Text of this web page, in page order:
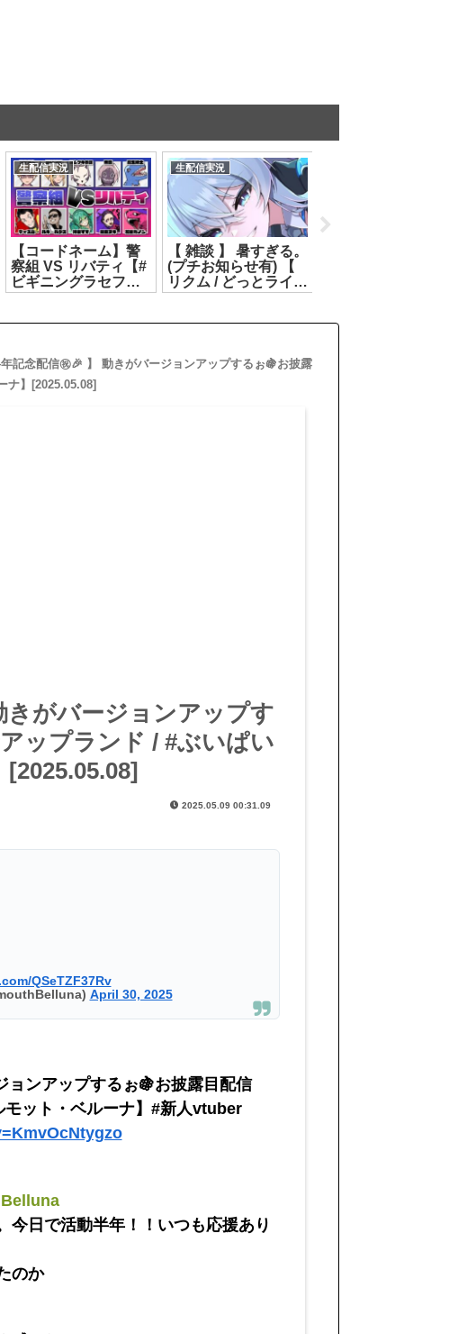
生配信実況
【コードネーム】警
察組 VS リバティ【#
ビギニングラセフ】
[2026.08.04]
生配信実況
【 雑談 】 暑すぎる。
(プチお知らせ有) 【
リクム / どっとライブ
】[2026.07.14]
ブ #ヤマトイオリ
年記念配信㊗🎉 】 動きがバージョンアップするぉ🍇お披露
ナ】[2025.05.08]
きがバージョンアップす
ップランド / #ぶいぱい
2025.05.09 00:31.09
QSeTZF37Rv
April 30, 2025
ョンアップするぉ🍇お披露目配信
モット・ベルーナ】#新人vtuber
日で活動半年！！いつも応援あり
のか